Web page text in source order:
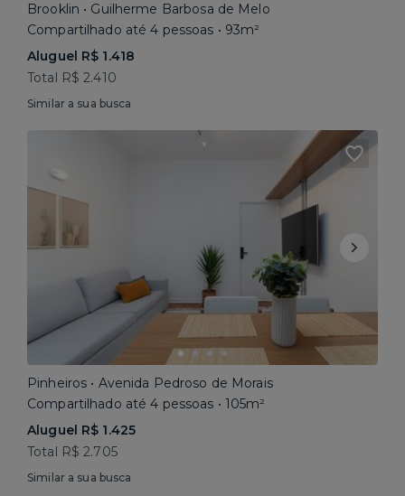
Brooklin • Guilherme Barbosa de Melo
Compartilhado até 4 pessoas • 93m²
Aluguel R$ 1.418
Total R$ 2.410
Similar a sua busca
Pinheiros • Avenida Pedroso de Morais
Compartilhado até 4 pessoas • 105m²
Aluguel R$ 1.425
Total R$ 2.705
Similar a sua busca